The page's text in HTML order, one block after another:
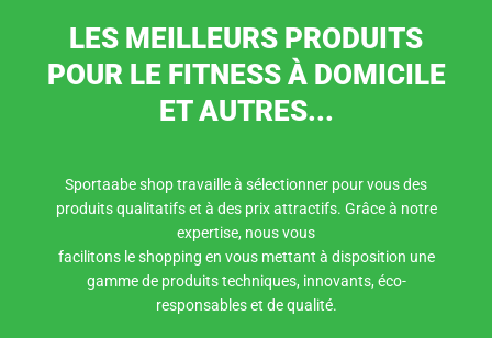
LES MEILLEURS PRODUITS
POUR LE FITNESS À DOMICILE
ET AUTRES...
Sportaabe shop travaille à sélectionner pour vous des
produits qualitatifs et à des prix attractifs. Grâce à notre
expertise, nous vous
facilitons le shopping en vous mettant à disposition une
gamme de produits techniques, innovants, éco-
responsables et de qualité.